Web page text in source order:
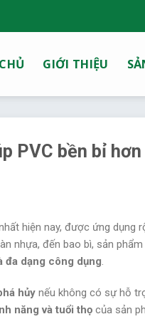
GIỚI THIỆU
PVC bền bỉ hơn
hiện nay, được ứng dụng
nhựa, đến bao bì, sản
đa dạng công dụng.
hủy nếu không có sự hỗ
năng và tuổi thọ của sản